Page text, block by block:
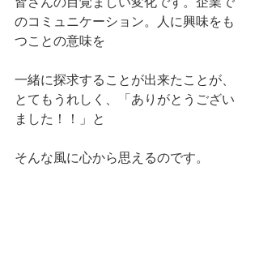
のコミュニケーション。人に興味をも
つことの意味を
一緒に探求することが出来たことが、
とてもうれしく、「ありがとうござい
ました！！」と
そんな風に心から思えるのです。